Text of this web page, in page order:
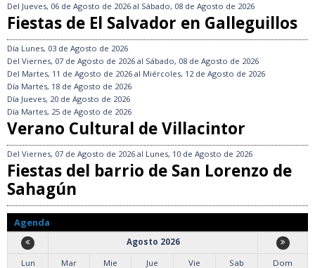
Del Jueves, 06 de Agosto de 2026 al Sábado, 08 de Agosto de 2026
Fiestas de El Salvador en Galleguillos
Día Lunes, 03 de Agosto de 2026
Del Viernes, 07 de Agosto de 2026 al Sábado, 08 de Agosto de 2026
Del Martes, 11 de Agosto de 2026 al Miércoles, 12 de Agosto de 2026
Día Martes, 18 de Agosto de 2026
Día Jueves, 20 de Agosto de 2026
Día Martes, 25 de Agosto de 2026
Verano Cultural de Villacintor
Del Viernes, 07 de Agosto de 2026 al Lunes, 10 de Agosto de 2026
Fiestas del barrio de San Lorenzo de
Sahagún
Agenda
Agosto 2026
Lun
Mar Mie Jue Vie Sab
Dom